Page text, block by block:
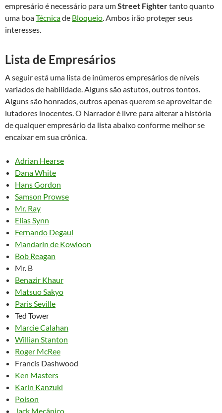
empresário é necessário para umStreet Fightertanto quanto
uma boaTécnicade Bloqueio . Ambos irão proteger seus
interesses.
Lista de Empresários
A seguir está uma lista de inúmeros empresários de níveis
variados de habilidade. Alguns são astutos, outros tontos.
Alguns são honrados, outros apenas querem se aproveitar de
lutadores inocentes. O Narrador é livre para alterar a história
de qualquer empresário da lista abaixo conforme melhor se
encaixar em sua crônica.
Adrian Hearse
Dana White
Hans Gordon
Samson Prowse
Mr. Ray
Elias Synn
Fernando Degaul
Mandarin de Kowloon
Bob Reagan
Mr. B
Benazir Khaur
Matsuo Sakyo
Paris Seville
Ted Tower
Marcie Calahan
Willian Stanton
Roger McRee
Francis Dashwood
Ken Masters
Karin Kanzuki
Poison
Jack Mecânico